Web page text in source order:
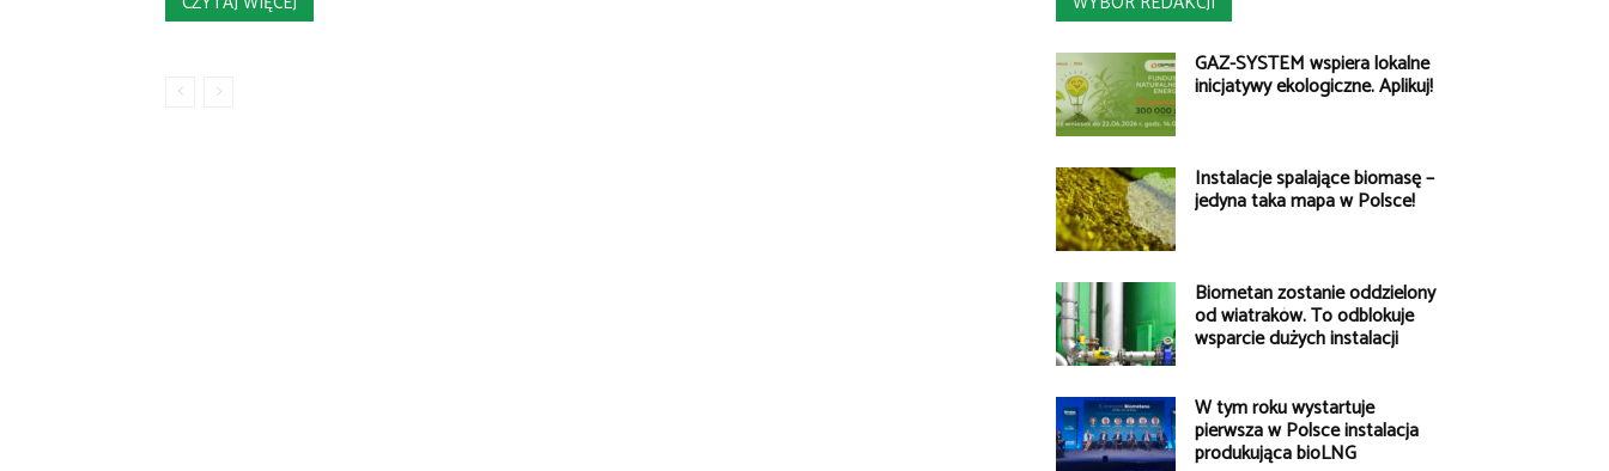
GAZ-SYSTEM wspiera lokalne
inicjatywy ekologiczne. Aplikuj!
Instalacje spalające biomasę –
jedyna taka mapa w Polsce!
Biometan zostanie oddzielony
od wiatraków. To odblokuje
wsparcie dużych instalacji
W tym roku wystartuje
pierwsza w Polsce instalacja
produkująca bioLNG